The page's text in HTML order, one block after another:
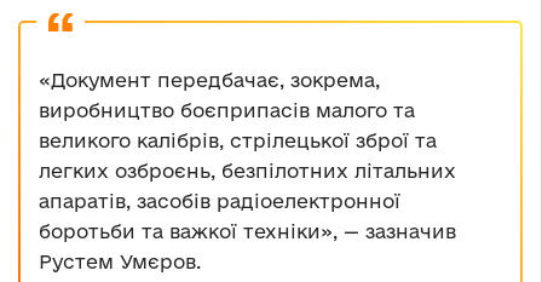
«Документ передбачає, зокрема,
виробництво боєприпасів малого та
великого калібрів, стрілецької зброї та
легких озброєнь, безпілотних літальних
апаратів, засобів радіоелектронної
боротьби та важкої техніки», — зазначив
Рустем Умєров.